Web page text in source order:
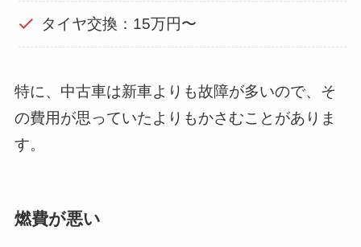
タイヤ交換：15万円〜
特に、中古車は新車よりも故障が多いので、そ
の費用が思っていたよりもかさむことがありま
す。
燃費が悪い